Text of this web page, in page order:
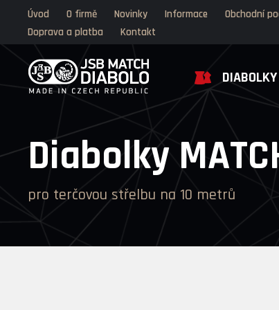
Úvod O firmě Novinky Informace Obchodní
Doprava a platba
Kontakt
DIABOLKY
Diabolky
pro terčovou střelbu na 10 metrů